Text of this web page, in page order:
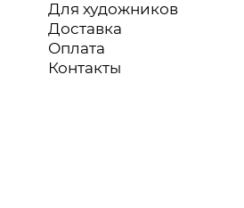
Для художников
Доставка
Оплата
Контакты